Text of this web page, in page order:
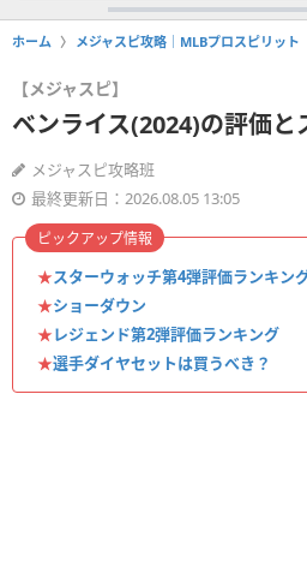
ホーム メジャスピ攻略｜MLBプロスピリット
【メジャスピ】
ベンライス(2024)の評価と
メジャスピ攻略班
最終更新日：2026.08.05 13:05
★スターウォッチ第4弾評価ランキン
★ショーダウン
★レジェンド第2弾評価ランキング
★選手ダイヤセットは買うべき？
ピックアップ情報